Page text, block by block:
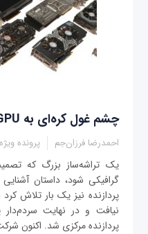
چشم غول کره‌ای به GPU
احمدرضا فرزان‌جم پرونده ویژه
یک تراشه‌ساز بزرگ که تصمیم
گرافیکی شود، داستان
نیافت و در نهایت سردم‌دار
پردازنده مرکزی شد. اکنون